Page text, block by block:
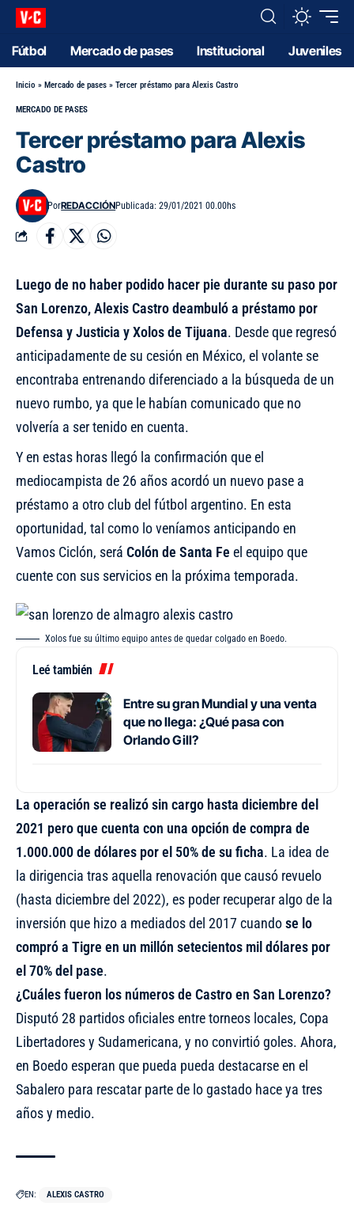
Fútbol Mercado de pases Institucional Juveniles
Inicio » Mercado de pases » Tercer préstamo para Alexis Castro
MERCADO DE PASES
Tercer préstamo para Alexis
Castro
PorREDACCIÓNPublicada: 29/01/2021 00.00hs
Luego de no haber podido hacer pie durante su paso por
San Lorenzo, Alexis Castro deambuló a préstamo por
Defensa y Justicia y Xolos de Tijuana. Desde que regresó
anticipadamente de su cesión en México, el volante se
encontraba entrenando diferenciado a la búsqueda de un
nuevo rumbo, ya que le habían comunicado que no
volvería a ser tenido en cuenta.
Y en estas horas llegó la confirmación que el
mediocampista de 26 años acordó un nuevo pase a
préstamo a otro club del fútbol argentino. En esta
oportunidad, tal como lo veníamos anticipando en
Vamos Ciclón, será Colón de Santa Fe el equipo que
cuente con sus servicios en la próxima temporada.
Xolos fue su último equipo antes de quedar colgado en Boedo.
Leé también
Entre su gran Mundial y una venta
que no llega: ¿Qué pasa con
Orlando Gill?
La operación se realizó sin cargo hasta diciembre del
2021 pero que cuenta con una opción de compra de
1.000.000 de dólares por el 50% de su ficha. La idea de
la dirigencia tras aquella renovación que causó revuelo
(hasta diciembre del 2022), es poder recuperar algo de la
inversión que hizo a mediados del 2017 cuandose lo
compró a Tigre en un millón setecientos mil dólares por
el 70% del pase.
¿Cuáles fueron los números de Castro en San Lorenzo?
Disputó 28 partidos oficiales entre torneos locales, Copa
Libertadores y Sudamericana, y no convirtió goles. Ahora,
en Boedo esperan que pueda pueda destacarse en el
Sabalero para rescatar parte de lo gastado hace ya tres
años y medio.
EN: ALEXIS CASTRO